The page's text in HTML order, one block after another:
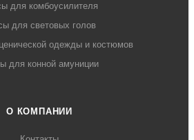
для комбоусилителя
для световых голов
одежды и костюмов
для конной амуниции
О КОМПАНИИ